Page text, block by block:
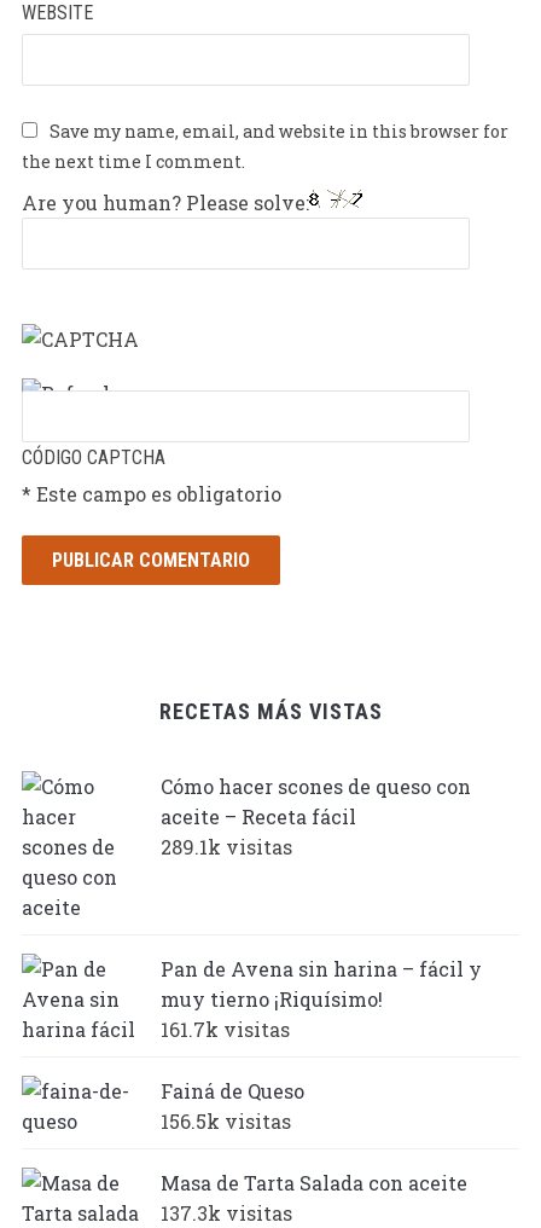
WEBSITE
Save my name, email, and website in this browser for
the next time I comment.
Are you human? Please solve:
CÓDIGO CAPTCHA
* Este campo es obligatorio
RECETAS MÁS VISTAS
Cómo hacer scones de queso con
aceite – Receta fácil
289.1k visitas
Pan de Avena sin harina – fácil y
muy tierno ¡Riquísimo!
161.7k visitas
Fainá de Queso
156.5k visitas
Masa de Tarta Salada con aceite
137.3k visitas